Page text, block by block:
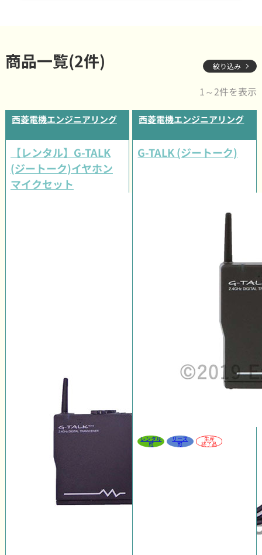
商品一覧(2件) 絞り込み
1～2件を表示
西菱電機エンジニアリング
【レンタル】G-TALK
(ジートーク)イヤホン
マイクセット
西菱電機エンジニアリング
G-TALK (ジートーク)
レンタル
可
リース
可
生産
終了品